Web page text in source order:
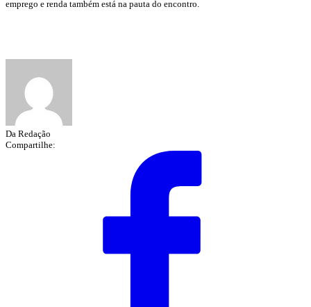
emprego e renda também está na pauta do encontro.
Da Redação
Compartilhe: